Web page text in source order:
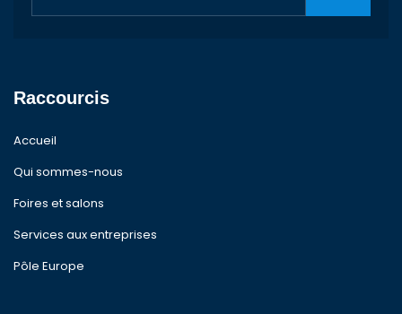
Raccourcis
Accueil
Qui sommes-nous
Foires et salons
Services aux entreprises
Pôle Europe